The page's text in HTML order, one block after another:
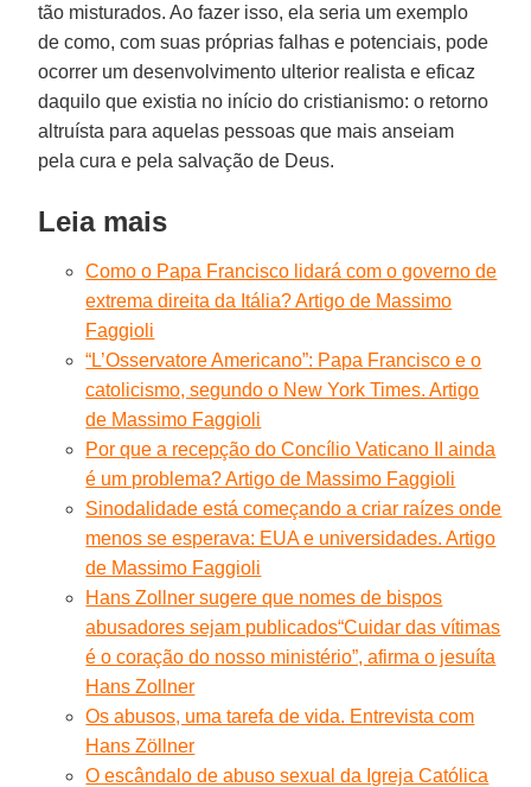
tão misturados. Ao fazer isso, ela seria um exemplo
de como, com suas próprias falhas e potenciais, pode
ocorrer um desenvolvimento ulterior realista e eficaz
daquilo que existia no início do cristianismo: o retorno
altruísta para aquelas pessoas que mais anseiam
pela cura e pela salvação de Deus.
Leia mais
Como o Papa Francisco lidará com o governo de
extrema direita da Itália? Artigo de Massimo
Faggioli
“L’Osservatore Americano”: Papa Francisco e o
catolicismo, segundo o New York Times. Artigo
de Massimo Faggioli
Por que a recepção do Concílio Vaticano II ainda
é um problema? Artigo de Massimo Faggioli
Sinodalidade está começando a criar raízes onde
menos se esperava: EUA e universidades. Artigo
de Massimo Faggioli
Hans Zollner sugere que nomes de bispos
abusadores sejam publicados“Cuidar das vítimas
é o coração do nosso ministério”, afirma o jesuíta
Hans Zollner
Os abusos, uma tarefa de vida. Entrevista com
Hans Zöllner
O escândalo de abuso sexual da Igreja Católica